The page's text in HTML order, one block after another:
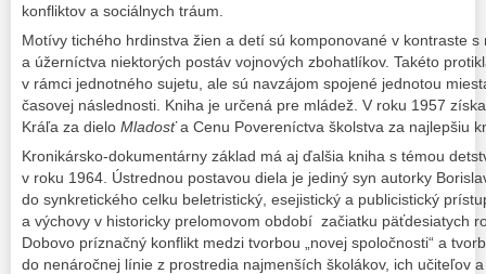
konfliktov a sociálnych tráum.
Motívy tichého hrdinstva žien a detí sú komponované v kontraste
a úžerníctva niektorých postáv vojnových zbohatlíkov. Takéto
v rámci jednotného sujetu, ale sú navzájom spojené jednotou
časovej následnosti. Kniha je určená pre mládež. V roku 1957
Kráľa za dielo Mladosťa Cenu Povereníctva školstva za najlepšiu
Kronikársko-dokumentárny základ má aj ďalšia kniha s témou
v roku 1964. Ústrednou postavou diela je jediný syn autorky
do synkretického celku beletristický, esejistický a publicistický
a výchovy v historicky prelomovom období začiatku päťdesiatych
Dobovo príznačný konflikt medzi tvorbou „novej spoločnosti“ a
do nenáročnej línie z prostredia najmenších školákov, ich učiteľov